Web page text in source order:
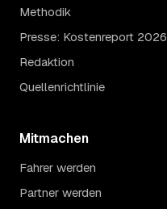
Methodik
Presse: Kostenreport 2026
Redaktion
Quellenrichtlinie
Mitmachen
Fahrer werden
Partner werden